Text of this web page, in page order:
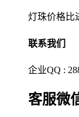
灯珠价格比
联系我们
企业QQ :
客服微